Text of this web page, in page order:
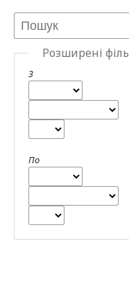
Розширені
З
По